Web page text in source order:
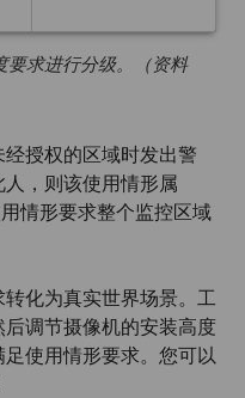
要求进行分级。（资料
授权的区域时发出警
，则该使用情形属
情形要求整个监控区域
化为真实世界场景。工
调节摄像机的安装高度
使用情形要求。您可以